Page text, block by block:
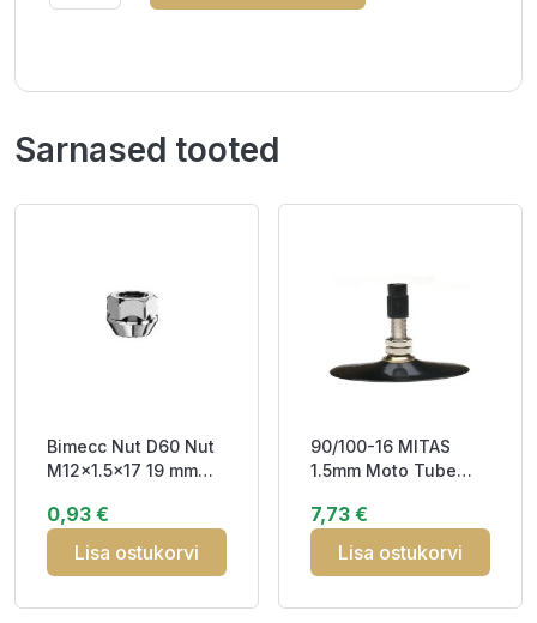
Sarnased tooted
Bimecc Nut D60 Nut
M12x1.5x17 19 mm
0,93 €
Lisa ostukorvi
90/100-16 MITAS
1.5mm Moto Tube
3.00/3.50-16
7,73 €
Lisa ostukorvi